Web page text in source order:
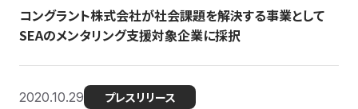
コングラント株式会社が社会課題を解決する事業として
SEAのメンタリング支援対象企業に採択
2020.10.29 プレスリリース